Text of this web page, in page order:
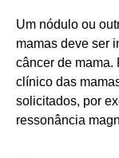
Um nódulo ou
mamas deve ser
câncer de mama.
clínico das
solicitados, por
ressonância